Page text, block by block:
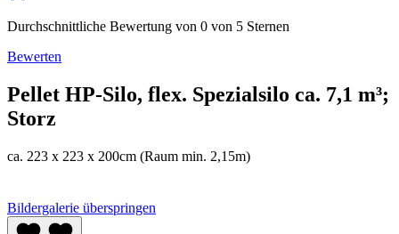
Durchschnittliche Bewertung von 0 von 5 Sternen
Bewerten
Pellet HP-Silo, flex. Spezialsilo ca. 7,1 m³;
Storz
ca. 223 x 223 x 200cm (Raum min. 2,15m)
Bildergalerie überspringen